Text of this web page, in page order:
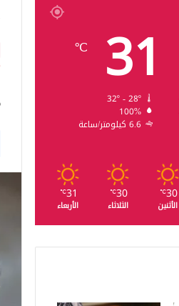
31
℃
32º - 28º
100%
6.6 كيلومتر/ساعة
30
℃
الأثنين
30
℃
الثلاثاء
31
℃
الأربعاء